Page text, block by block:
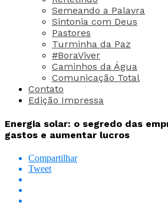
Semeando a Palavra
Sintonia com Deus
Pastores
Turminha da Paz
#BoraViver
Caminhos da Água
Comunicação Total
Contato
Edição Impressa
Energia solar: o segredo das
gastos e aumentar lucros
Compartilhar
Tweet